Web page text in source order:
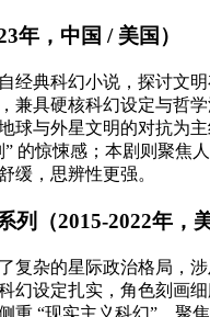
年，中国 / 美国）
自经典科幻小说，探讨文
兼具硬核科幻设定与哲学
球与外星文明的对抗为
” 的惊悚感；本剧则聚焦
缓，思辨性更强。
列（2015-2022年，美
了复杂的星际政治格局，
幻设定扎实，角色刻画细
重 “现实主义科幻”，聚